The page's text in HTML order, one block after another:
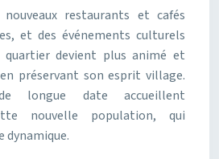
restaurants et cafés
et des événements culturels
quartier devient plus animé et
préservant son esprit village.
longue date accueillent
nouvelle population, qui
dynamique.